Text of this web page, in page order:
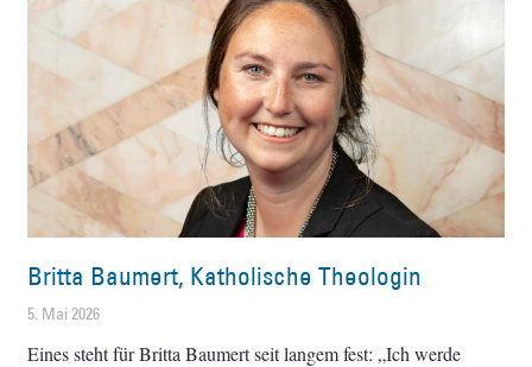
Britta Baumert, Katholische Theologin
5. Mai 2026
Eines steht für Britta Baumert seit langem fest: „Ich werde